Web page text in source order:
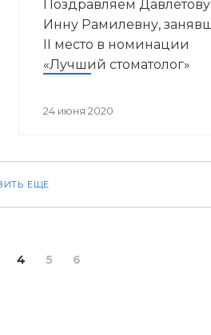
Поздравляем Давлетову
Инну Рамилевну,
II место в номинации
«Лучший стоматолог»
24 июня 2020
ЕЩЕ
4 5 6